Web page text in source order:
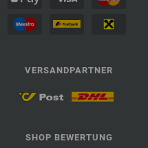
VERSANDPARTNER
SHOP BEWERTUNG